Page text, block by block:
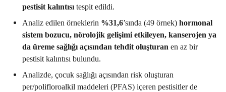
pestisit kalıntısıtespit edildi.
Analiz edilen örneklerin %31,6’sında (49 örnek) hormonal
sistem bozucu, nörolojik gelişimi etkileyen, kanserojen ya
da üreme sağlığı açısından tehdit oluşturan en az bir
pestisit kalıntısı bulundu.
Analizde, çocuk sağlığı açısından risk oluşturan
per/polifloroalkil maddeleri (PFAS) içeren pestisitler de